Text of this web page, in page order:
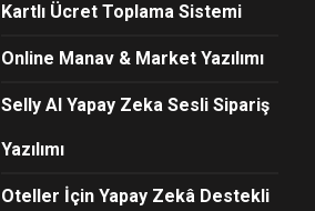
Kartlı Ücret Toplama Sistemi
Online Manav & Market Yazılımı
Selly AI Yapay Zeka Sesli Sipariş
Yazılımı
Oteller İçin Yapay Zekâ Destekli